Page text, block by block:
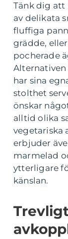
Tänk dig
av delikata
fluffiga
grädde,
pocherade
Alternativen
har sina
stolthet
önskar
alltid olika
vegetariska
erbjuder
marmelad
ytterligare
känslan.